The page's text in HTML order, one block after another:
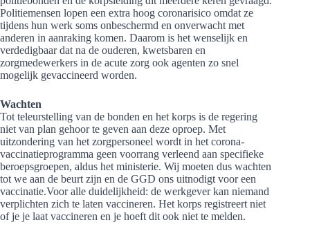
Politiemensen lopen een extra hoog coronarisico omdat ze
tijdens hun werk soms onbeschermd en onverwacht met
anderen in aanraking komen. Daarom is het wenselijk en
verdedigbaar dat na de ouderen, kwetsbaren en
zorgmedewerkers in de acute zorg ook agenten zo snel
mogelijk gevaccineerd worden.
Wachten
Tot teleurstelling van de bonden en het korps is de regering
niet van plan gehoor te geven aan deze oproep. Met
uitzondering van het zorgpersoneel wordt in het corona-
vaccinatieprogramma geen voorrang verleend aan specifieke
beroepsgroepen, aldus het ministerie. Wij moeten dus wachten
tot we aan de beurt zijn en de GGD ons uitnodigt voor een
vaccinatie.Voor alle duidelijkheid: de werkgever kan niemand
verplichten zich te laten vaccineren. Het korps registreert niet
of je je laat vaccineren en je hoeft dit ook niet te melden.